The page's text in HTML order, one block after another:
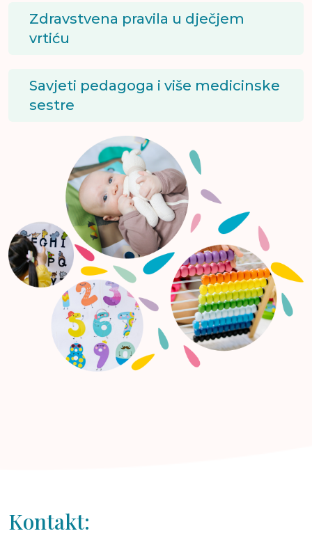
Zdravstvena pravila u dječjem
vrtiću
Savjeti pedagoga i više medicinske
sestre
Kontakt: